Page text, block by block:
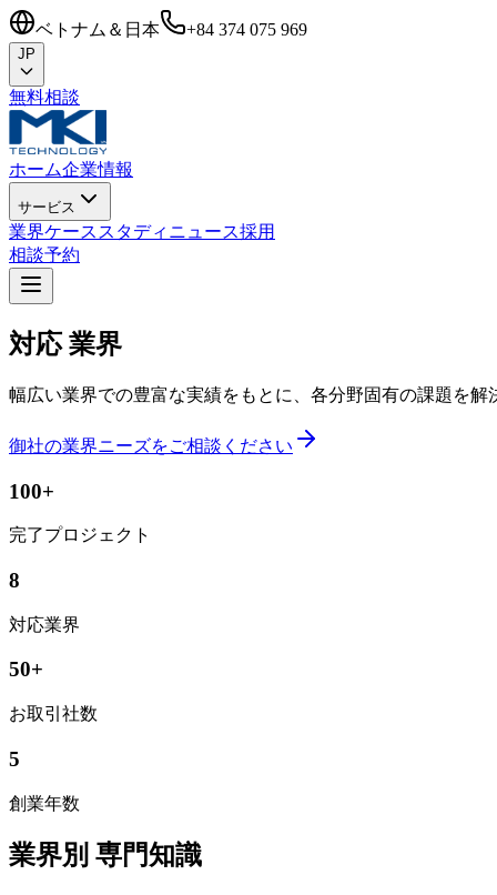
ベトナム＆日本 +84 374 075 969
JP
無料相談
ホーム企業情報
サービス
業界ケーススタディ ニュース採用
相談予約
対応 業界
幅広い業界での豊富な実績をもとに、各分野固有の課題を
御社の業界ニーズをご相談ください
100+
完了プロジェクト
8
対応業界
50+
お取引社数
5
創業年数
業界別 専門知識